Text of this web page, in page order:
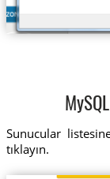
Sunucular
tıklayın.